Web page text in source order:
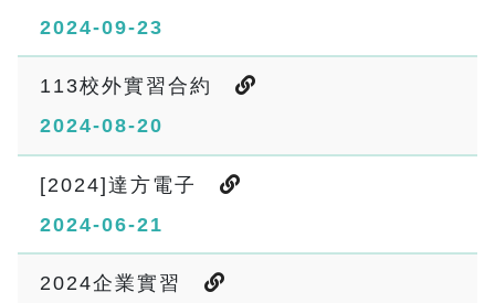
2024-09-23
113校外實習合約
2024-08-20
[2024]達方電子
2024-06-21
2024企業實習